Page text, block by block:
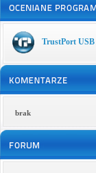
TrustPort
brak